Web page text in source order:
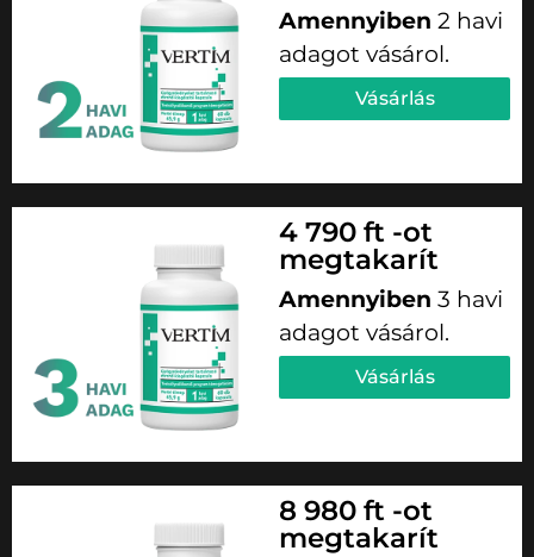
Amennyiben 2 havi
adagot vásárol.
Vásárlás
4 790 ft -ot
megtakarít
Amennyiben 3 havi
adagot vásárol.
Vásárlás
8 980 ft -ot
megtakarít